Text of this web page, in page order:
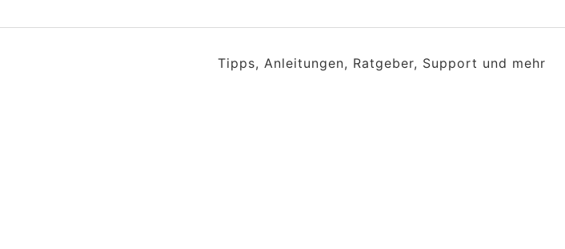
Tipps, Anleitungen, Ratgeber, Support und mehr